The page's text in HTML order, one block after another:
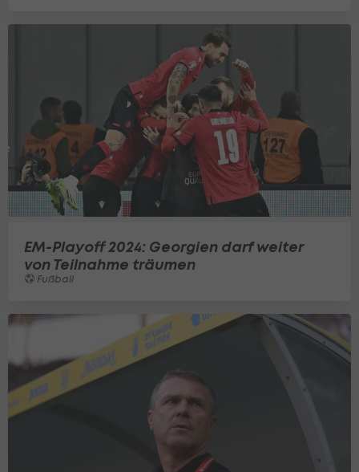
EM-Playoff 2024: Georgien darf weiter
von Teilnahme träumen
Fußball